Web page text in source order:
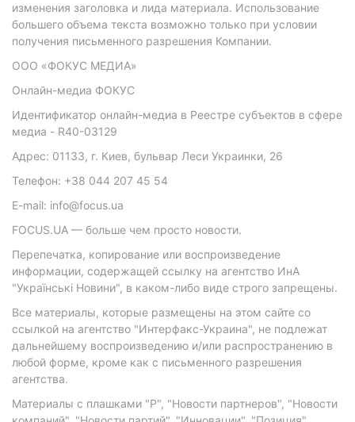
изменения заголовка и лида материала. Использование
большего объема текста возможно только при условии
получения письменного разрешения Компании.
ООО «ФОКУС МЕДИА»
Онлайн-медиа ФОКУС
Идентификатор онлайн-медиа в Реестре субъектов в сфере
медиа - R40-03129
Адрес: 01133, г. Киев, бульвар Леси Украинки, 26
Телефон: +38 044 207 45 54
E-mail: info@focus.ua
FOCUS.UA — больше чем просто новости.
Перепечатка, копирование или воспроизведение
информации, содержащей ссылку на агентство ИнА
"Українські Новини", в каком-либо виде строго запрещены.
Все материалы, которые размещены на этом сайте со
ссылкой на агентство "Интерфакс-Украина", не подлежат
дальнейшему воспроизведению и/или распространению в
любой форме, кроме как с письменного разрешения
агентства.
Материалы с плашками "Р", "Новости партнеров", "Новости